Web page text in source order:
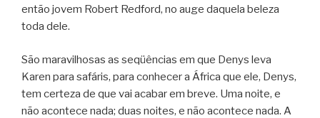
então jovem Robert Redford, no auge daquela beleza
toda dele.
São maravilhosas as seqüências em que Denys leva
Karen para safáris, para conhecer a África que ele, Denys,
tem certeza de que vai acabar em breve. Uma noite, e
não acontece nada; duas noites, e não acontece nada. A